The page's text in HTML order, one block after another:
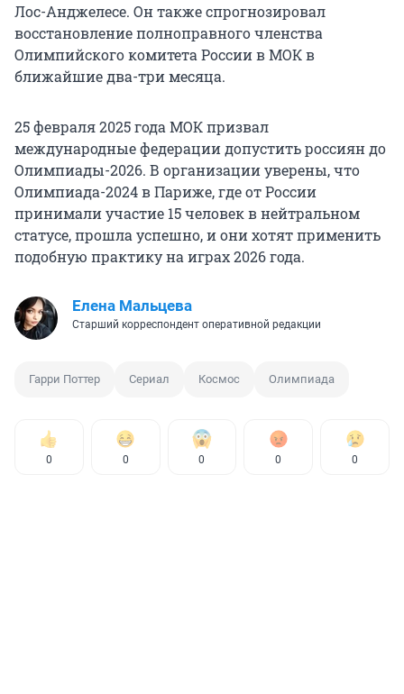
Лос-Анджелесе. Он также спрогнозировал
восстановление полноправного членства
Олимпийского комитета России в МОК в
ближайшие два-три месяца.
25 февраля 2025 года МОК призвал
международные федерации допустить россиян до
Олимпиады-2026. В организации уверены, что
Олимпиада-2024 в Париже, где от России
принимали участие 15 человек в нейтральном
статусе, прошла успешно, и они хотят применить
подобную практику на играх 2026 года.
Елена Мальцева
Старший корреспондент оперативной редакции
Гарри Поттер Сериал Космос Олимпиада
0 0 0 0 0